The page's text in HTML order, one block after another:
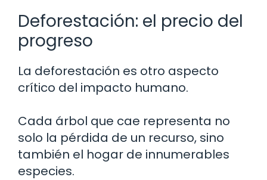
Deforestación: el precio del
progreso
La deforestación es otro aspecto
crítico del impacto humano.
Cada árbol que cae representa no
solo la pérdida de un recurso, sino
también el hogar de innumerables
especies.